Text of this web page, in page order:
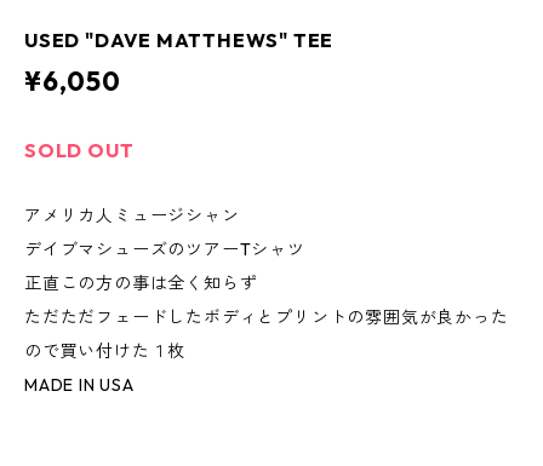
USED "DAVE MATTHEWS" TEE
¥6,050
SOLD OUT
アメリカ人ミュージシャン
デイブマシューズのツアーTシャツ
正直この方の事は全く知らず
ただただフェードしたボディとプリントの雰囲気が良かった
ので買い付けた１枚
MADE IN USA